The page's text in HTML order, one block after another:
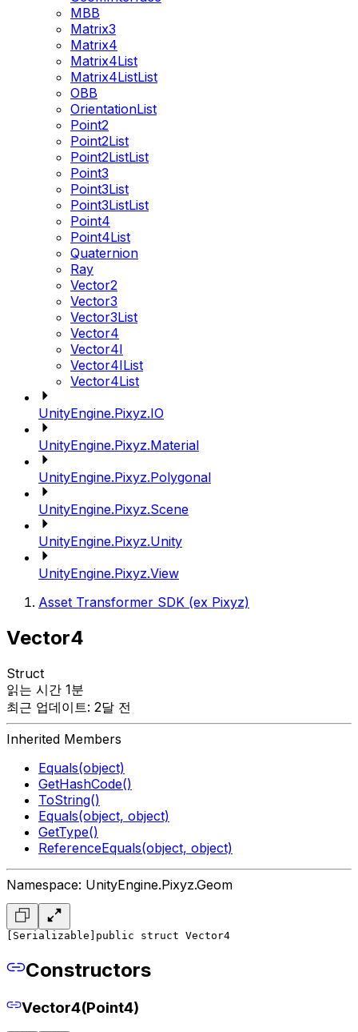
MBB
Matrix3
Matrix4
Matrix4List
Matrix4ListList
OBB
OrientationList
Point2
Point2List
Point2ListList
Point3
Point3List
Point3ListList
Point4
Point4List
Quaternion
Ray
Vector2
Vector3
Vector3List
Vector4
Vector4I
Vector4IList
Vector4List
UnityEngine.Pixyz.IO
UnityEngine.Pixyz.Material
UnityEngine.Pixyz.Polygonal
UnityEngine.Pixyz.Scene
UnityEngine.Pixyz.Unity
UnityEngine.Pixyz.View
Asset Transformer SDK (ex Pixyz)
Vector4
Struct
읽는 시간 1분
최근 업데이트: 2달 전
Inherited Members
Equals(object)
GetHashCode()
ToString()
Equals(object, object)
GetType()
ReferenceEquals(object, object)
Namespace: UnityEngine.Pixyz.Geom
[Serializable] public struct Vector4
Constructors
Vector4(Point4)